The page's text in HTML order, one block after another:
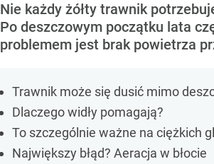
Nie każdy żółty trawnik
Po deszczowym początku lata
problemem jest brak powietrza
Trawnik może się dusić mimo
Dlaczego widły pomagają?
To szczególnie ważne na ciężkich
Największy błąd? Aeracja w błocie